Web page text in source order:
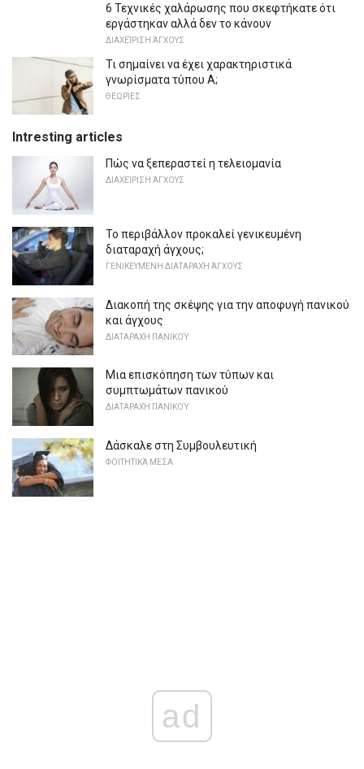
6 Τεχνικές χαλάρωσης που σκεφτήκατε ότι
εργάστηκαν αλλά δεν το κάνουν
ΔΙΑΧΕΊΡΙΣΗ ΆΓΧΟΥΣ
Τι σημαίνει να έχει χαρακτηριστικά
γνωρίσματα τύπου Α;
ΘΕΩΡΊΕΣ
Intresting articles
Πώς να ξεπεραστεί η τελειομανία
ΔΙΑΧΕΊΡΙΣΗ ΆΓΧΟΥΣ
Το περιβάλλον προκαλεί γενικευμένη
διαταραχή άγχους;
ΓΕΝΙΚΕΥΜΈΝΗ ΔΙΑΤΑΡΑΧΉ ΆΓΧΟΥΣ
Διακοπή της σκέψης για την αποφυγή πανικού
και άγχους
ΔΙΑΤΑΡΑΧΉ ΠΑΝΙΚΟΎ
Μια επισκόπηση των τύπων και
συμπτωμάτων πανικού
ΔΙΑΤΑΡΑΧΉ ΠΑΝΙΚΟΎ
Δάσκαλε στη Συμβουλευτική
ΦΟΙΤΗΤΙΚΆ ΜΈΣΑ
ad